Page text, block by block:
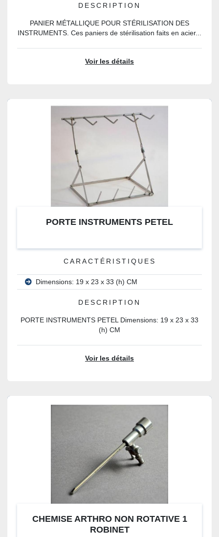
DESCRIPTION
PANIER MÉTALLIQUE POUR STÉRILISATION DES
INSTRUMENTS. Ces paniers de stérilisation faits en acier...
Voir les détails
PORTE INSTRUMENTS PETEL
CARACTÉRISTIQUES
Dimensions: 19 x 23 x 33 (h) CM
DESCRIPTION
PORTE INSTRUMENTS PETEL Dimensions: 19 x 23 x 33
(h) CM
Voir les détails
CHEMISE ARTHRO NON ROTATIVE 1
ROBINET